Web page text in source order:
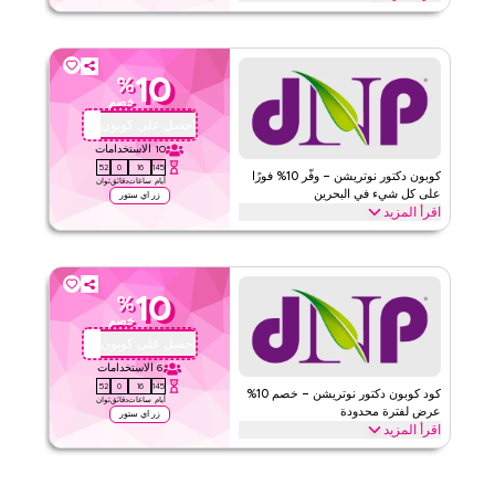
احصل على خصم 15% على طلبك الأول مع كود كوبون نون الحصري هذا.
شيء اليوم.
نون الأحكام والشروط
الحد الأدنى للطلب
ينطبق على
ويب/تطبيق
الفئات
على مستوى الموقع
كوبون دكتور نوتريشن – وفّر 10% فورًا
على كل شيء في البحرين
اقرأ المزيد
10
%
خصم
احصل على كوبون
10 الاستخدامات
145
أيام
16
ساعات
0
دقائق
51
ثوان
زر اي ستور
وفّر 10% فورًا مع كود دكتور نوتريشن هذا على كل شيء. استرد الآن
الفيتامينات، إدارة الوزن، الأطعمة الصحية والمزيد.
دكتور نيوترشن الأحكام والشروط
الحد الأدنى للطلب
ينطبق على
ويب/تطبيق
الفئات
على مستوى الموقعكود كوبون دكتور نوتريشن – خصم 10%
عرض لفترة محدودة
اقرأ المزيد
10
%
خصم
احصل على كوبون
6 الاستخدامات
145
أيام
16
ساعات
0
دقائق
51
ثوان
زر اي ستور
احصل على خصم 10% عبر جميع الفئات مع كود البرومو هذا من دكتور